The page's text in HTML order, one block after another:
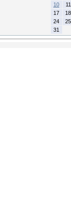
10
11
17
18
24
25
31